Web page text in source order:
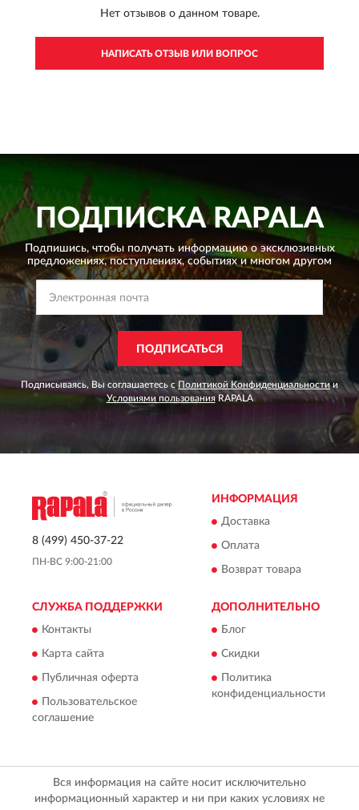
Нет отзывов о данном товаре.
НАПИСАТЬ ОТЗЫВ ИЛИ ВОПРОС
ПОДПИСКАRAPALA
Подпишись, чтобы получать информацию о эксклюзивных
предложениях,поступлениях, событиях и многом другом
ПОДПИСАТЬСЯ
Подписываясь, Вы соглашаетесь сПолитикой Конфиденциальности и
Условиями пользованияRAPALA
8 (499) 450-37-22
ПН-ВС 9:00-21:00
ИНФОРМАЦИЯ
Доставка
Оплата
Возврат товара
СЛУЖБА ПОДДЕРЖКИ
Контакты
Карта сайта
Публичная оферта
Пользовательское
соглашение
ДОПОЛНИТЕЛЬНО
Блог
Скидки
Политика
конфиденциальности
Вся информация на сайте носит исключительно
информационный характер и ни при каких условиях не